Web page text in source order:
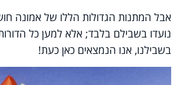
אבל המתנות הגדולות הללו של אמונה
נועדו בשבילם בלבד; אלא למען כל
בשבילנו, אנו הנמצאים כאן כעת!